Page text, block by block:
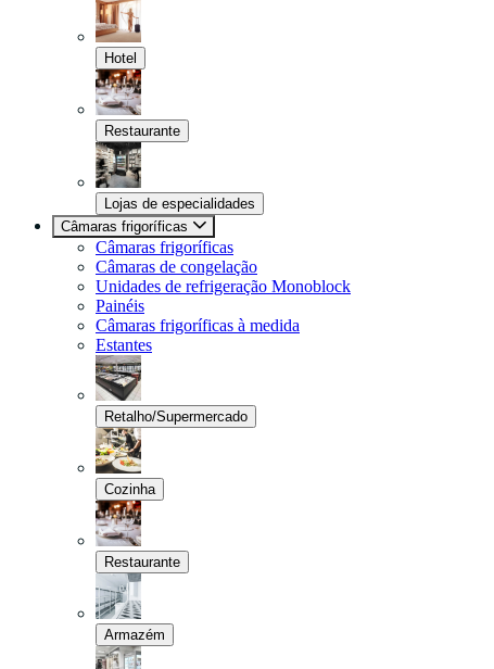
Hotel
Restaurante
Lojas de especialidades
Câmaras frigoríficas
Câmaras frigoríficas
Câmaras de congelação
Unidades de refrigeração Monoblock
Painéis
Câmaras frigoríficas à medida
Estantes
Retalho/Supermercado
Cozinha
Restaurante
Armazém